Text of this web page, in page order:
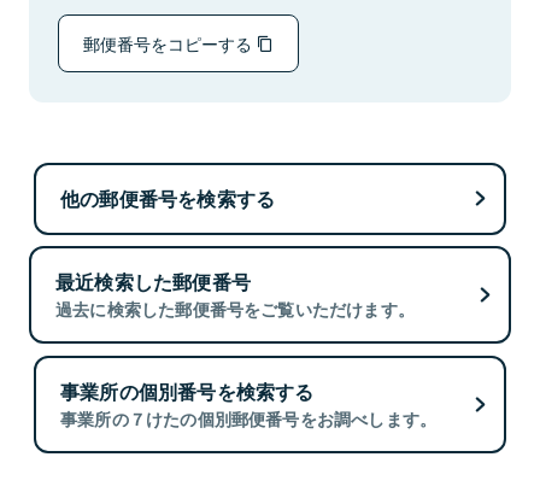
郵便番号をコピーする
他の郵便番号を検索する
最近検索した郵便番号
過去に検索した郵便番号をご覧いただけます。
事業所の個別番号を検索する
事業所の７けたの個別郵便番号をお調べします。